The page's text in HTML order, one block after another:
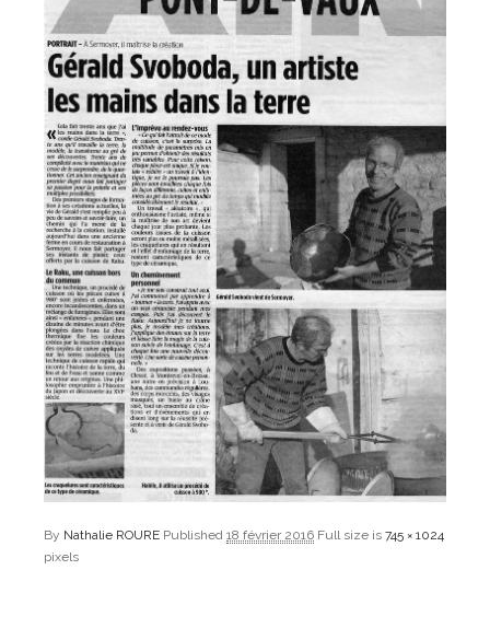
By Nathalie ROURE Published 18 février 2016 Full size is 745 × 1024
pixels